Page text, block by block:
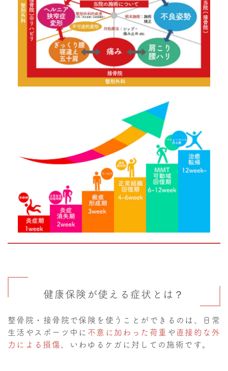
健康保険が使える症状とは？
整骨院・接骨院で保険を使うことができるのは、日常
生活やスポーツ中に 不意に加わった荷重 や直接的な外
力による損傷、いわゆるケガに対しての施術です。